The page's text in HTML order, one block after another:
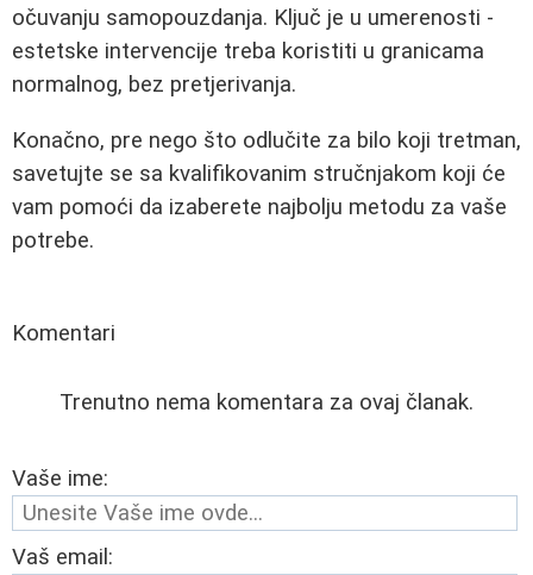
očuvanju samopouzdanja. Ključ je u umerenosti -
estetske intervencije treba koristiti u granicama
normalnog, bez pretjerivanja.
Konačno, pre nego što odlučite za bilo koji tretman,
savetujte se sa kvalifikovanim stručnjakom koji će
vam pomoći da izaberete najbolju metodu za vaše
potrebe.
Komentari
Trenutno nema komentara za ovaj članak.
Vaše ime:
Vaš email: